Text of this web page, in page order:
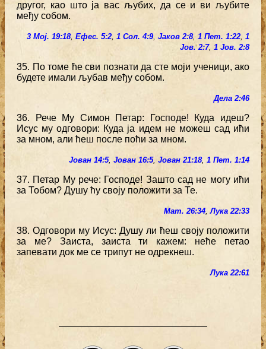
другог, као што ја вас љубих, да се и ви љубите
међу собом.
3 Мој. 19:18, Ефес. 5:2, 1 Сол. 4:9, Јаков 2:8, 1 Пет. 1:22, 1
Јов. 2:7, 1 Јов. 2:8
35. По томе ће сви познати да сте моји ученици, ако
будете имали љубав међу собом.
Дела 2:46
36. Рече Му Симон Петар: Господе! Куда идеш?
Исус му одговори: Куда ја идем не можеш сад ићи
за мном, али ћеш после поћи за мном.
Јован 14:5, Јован 16:5, Јован 21:18, 1 Пет. 1:14
37. Петар Му рече: Господе! Зашто сад не могу ићи
за Тобом? Душу ћу своју положити за Те.
Мат. 26:34,Лука 22:33
38. Одговори му Исус: Душу ли ћеш своју положити
за ме? Заиста, заиста ти кажем: неће петао
запевати док ме се трипут не одрекнеш.
Лука 22:61